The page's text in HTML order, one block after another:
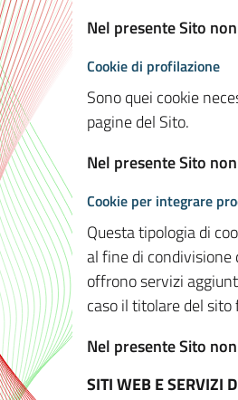
Nel presente Sito
Cookie di profilazione
Sono quei cookie
pagine del Sito.
Nel presente Sito
Cookie per integrare
Questa tipologia di
al fine di
offrono servizi
caso il titolare del
Nel presente Sito
SITI WEB E SERVIZI